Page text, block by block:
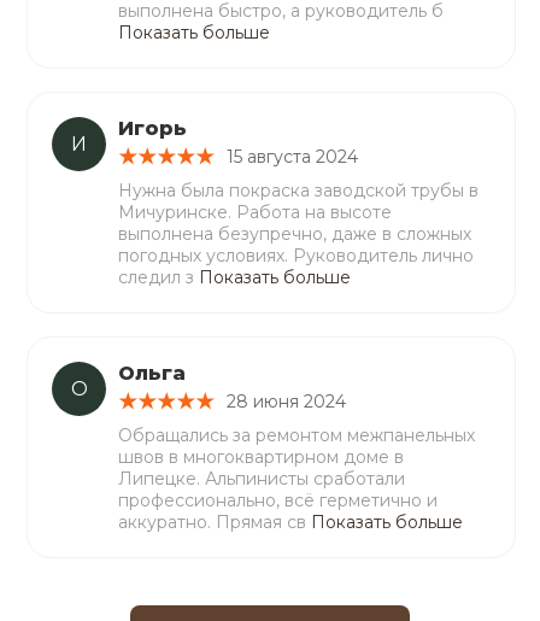
выполнена быстро, а руководитель б
Показать больше
И
Игорь
15 августа 2024
Нужна была покраска заводской трубы в
Мичуринске. Работа на высоте
выполнена безупречно, даже в сложных
погодных условиях. Руководитель лично
следил з Показать больше
О
Ольга
28 июня 2024
Обращались за ремонтом межпанельных
швов в многоквартирном доме в
Липецке. Альпинисты сработали
профессионально, всё герметично и
аккуратно. Прямая св Показать больше